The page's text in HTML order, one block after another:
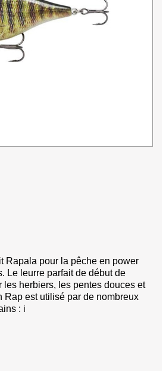
Rapala pour la pêche en power
Le leurre parfait de début de
les herbiers, les pentes douces et
Rap est utilisé par de nombreux
: i